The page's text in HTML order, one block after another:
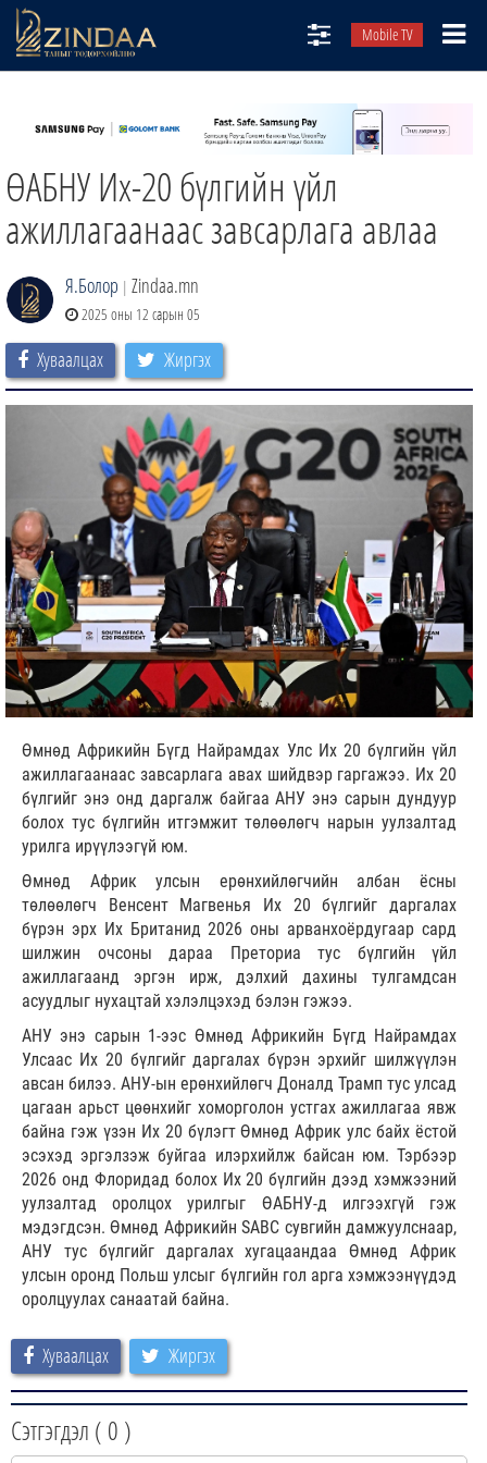
Mobile TV
ТВ8
ӨГЛӨӨНИЙ СОНИН
ӨАБНУ Их-20 бүлгийн үйл
ажиллагаанаас завсарлага авлаа
Я.Болор | Zindaa.mn
2025 оны 12 сарын 05
Хуваалцах Жиргэх
Өмнөд Африкийн Бүгд Найрамдах Улс Их 20 бүлгийн үйл
ажиллагаанаас завсарлага авах шийдвэр гаргажээ. Их 20
бүлгийг энэ онд даргалж байгаа АНУ энэ сарын дундуур
болох тус бүлгийн итгэмжит төлөөлөгч нарын уулзалтад
урилга ирүүлээгүй юм.
Өмнөд Африк улсын ерөнхийлөгчийн албан ёсны
төлөөлөгч Венсент Магвенья Их 20 бүлгийг даргалах
бүрэн эрх Их Британид 2026 оны арванхоёрдугаар сард
шилжин очсоны дараа Преториа тус бүлгийн үйл
ажиллагаанд эргэн ирж, дэлхий дахины тулгамдсан
асуудлыг нухацтай хэлэлцэхэд бэлэн гэжээ.
АНУ энэ сарын 1-ээс Өмнөд Африкийн Бүгд Найрамдах
Улсаас Их 20 бүлгийг даргалах бүрэн эрхийг шилжүүлэн
авсан билээ. АНУ-ын ерөнхийлөгч Доналд Трамп тус улсад
цагаан арьст цөөнхийг хоморголон устгах ажиллагаа явж
байна гэж үзэн Их 20 бүлэгт Өмнөд Африк улс байх ёстой
эсэхэд эргэлзэж буйгаа илэрхийлж байсан юм. Тэрбээр
2026 онд Флоридад болох Их 20 бүлгийн дээд хэмжээний
уулзалтад оролцох урилгыг ӨАБНУ-д илгээхгүй гэж
мэдэгдсэн. Өмнөд Африкийн SABC сувгийн дамжуулснаар,
АНУ тус бүлгийг даргалах хугацаандаа Өмнөд Африк
улсын оронд Польш улсыг бүлгийн гол арга хэмжээнүүдэд
оролцуулах санаатай байна.
Хуваалцах Жиргэх
Сэтгэгдэл ( 0 )